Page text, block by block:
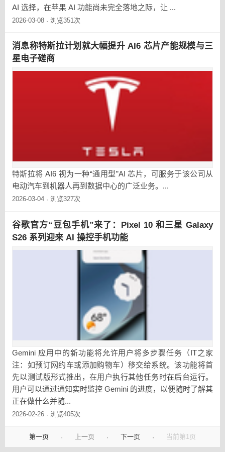
AI 选择，在苹果 AI 功能尚未完全落地之际，让 ...
2026-03-08 · 浏览351次
消息称特斯拉计划就大幅提升 AI6 芯片产能规模与三
星电子磋商
特斯拉将 AI6 视为一种“通用型”AI 芯片，可服务于该公司从
电动汽车到机器人再到数据中心的广泛业务。...
2026-03-04 · 浏览327次
谷歌官方“豆包手机”来了：Pixel 10 和三星 Galaxy
S26 系列迎来 AI 操控手机功能
Gemini 应用中的新功能将允许用户将多步骤任务（IT之家
注：如预订网约车或添加购物车）移交给系统。该功能将首
先以测试版形式推出，在用户执行其他任务时在后台运行。
用户可以通过通知实时监控 Gemini 的进度，以便随时了解其
正在做什么并随...
2026-02-26 · 浏览405次
第一页 · 上一页 · 下一页 · 当前第1页